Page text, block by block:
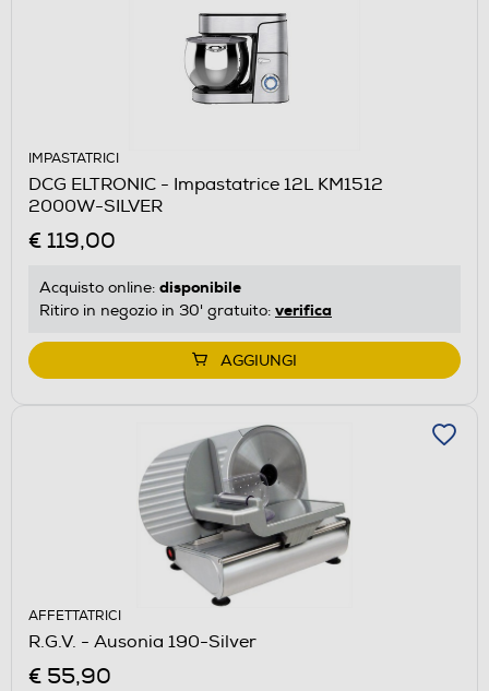
IMPASTATRICI
DCG ELTRONIC - Impastatrice 12L KM1512
2000W-SILVER
€ 119,00
Acquisto online: disponibile
Ritiro in negozio in 30' gratuito: verifica
AGGIUNGI
AFFETTATRICI
R.G.V. - Ausonia 190-Silver
€ 55,90